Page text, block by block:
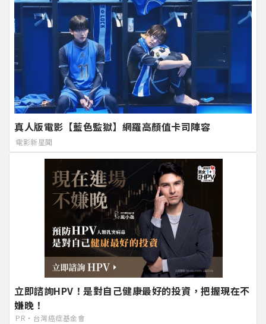
真人版電影【藍色監獄】網羅高顏值卡司陣容
電影新星聞
立即諮詢HPV！是對自己健康最好的投資，把握現在不
嫌晚！
PR・台灣癌症基金會